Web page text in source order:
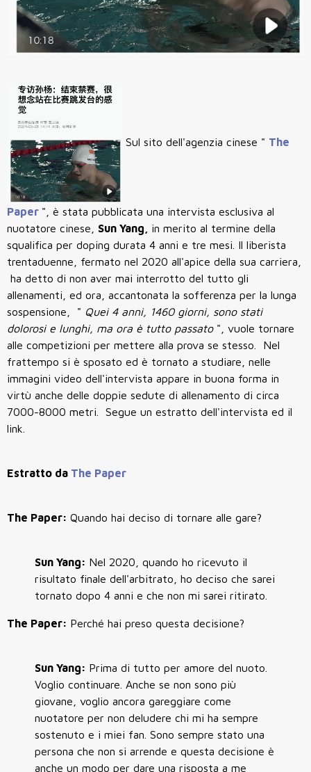
Sul sito dell'agenzia cinese " The
Paper ", è stata pubblicata una intervista esclusiva al
nuotatore cinese, Sun Yang, in merito al termine della
squalifica per doping durata 4 anni e tre mesi. Il liberista
trentaduenne, fermato nel 2020 all'apice della sua carriera,
ha detto di non aver mai interrotto del tutto gli
allenamenti, ed ora, accantonata la sofferenza per la lunga
sospensione, " Quei 4 anni, 1460 giorni, sono stati
dolorosi e lunghi, ma ora è tutto passato ", vuole tornare
alle competizioni per mettere alla prova se stesso. Nel
frattempo si è sposato ed è tornato a studiare, nelle
immagini video dell'intervista appare in buona forma in
virtù anche delle doppie sedute di allenamento di circa
7000-8000 metri. Segue un estratto dell'intervista ed il
link.
Estratto da The Paper
The Paper: Quando hai deciso di tornare alle gare?
Sun Yang: Nel 2020, quando ho ricevuto il
risultato finale dell'arbitrato, ho deciso che sarei
tornato dopo 4 anni e che non mi sarei ritirato.
The Paper: Perché hai preso questa decisione?
Sun Yang: Prima di tutto per amore del nuoto.
Voglio continuare. Anche se non sono più
giovane, voglio ancora gareggiare come
nuotatore per non deludere chi mi ha sempre
sostenuto e i miei fan. Sono sempre stato una
persona che non si arrende e questa decisione è
anche un modo per dare una risposta a me